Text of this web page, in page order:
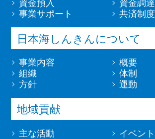
資金預入
資金調達
事業サポート
共済制度
日本海しんきんについて
事業内容
概要
組織
体制
方針
運動
地域貢献
主な活動 イベント